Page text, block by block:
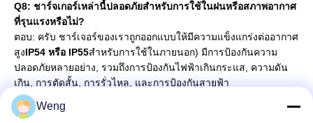
Q8: ชาร์จเกอร์เหล่านี้ปลอดภัยสําหรับการใช้ในฝนหรือสภาพอากาศ
ที่รุนแรงหรือไม่?
ตอบ: ครับ ชาร์เจอร์ของเราถูกออกแบบให้มีความแข็งแกร่งต่ออากาศ
สูงIP54 หรือ IP55สําหรับการใช้ในภายนอก) มีการป้องกันความ
ปลอดภัยหลายอย่าง, รวมถึงการป้องกันไฟฟ้าเกินกระแส, ความดัน
เกิน, การตัดสั้น, การรั่วไหล, และการป้องกันสายฟ้า
Q9: ผมสามารถปรับเปลี่ยน LOGO ของผมได้หรือไม่?
Weng